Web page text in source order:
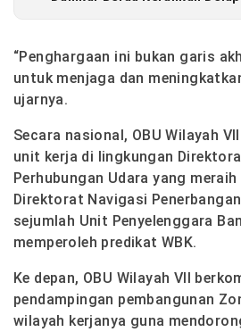
“Penghargaan ini bukan garis
untuk menjaga dan
ujarnya.
Secara nasional, OBU Wilayah
unit kerja di lingkungan
Perhubungan Udara yang meraih
Direktorat Navigasi
sejumlah Unit Penyelenggara
memperoleh predikat WBK.
Ke depan, OBU Wilayah VII
pendampingan pembangunan
wilayah kerjanya guna